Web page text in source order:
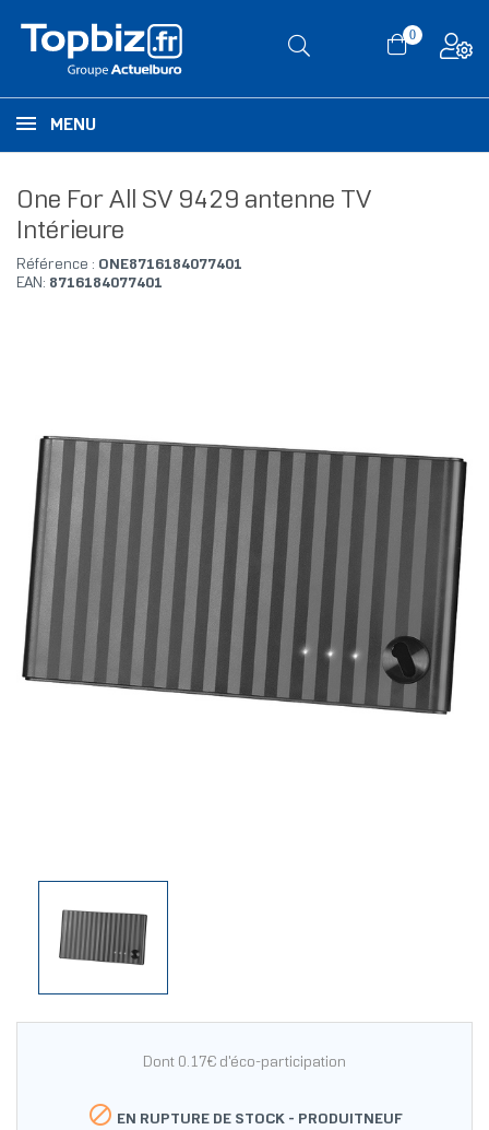
0
MENU
One For All SV 9429 antenne TV
Intérieure
Référence : ONE8716184077401
EAN: 8716184077401
Dont 0.17€ d'éco-participation
 EN RUPTURE DE STOCK - PRODUITNEUF